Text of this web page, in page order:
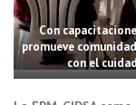
Con
promueve
con el